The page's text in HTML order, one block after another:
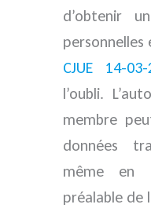
d’obtenir
personnelles
CJUE 14-
l’oubli.
membre
données
même en
préalable de